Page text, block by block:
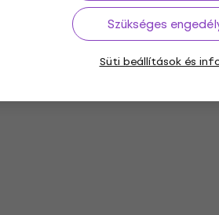
Szükséges
Süti beállítások és